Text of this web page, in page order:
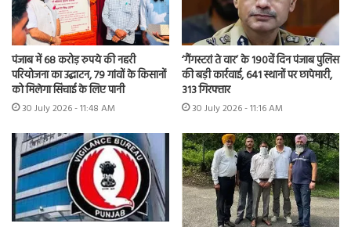
पंजाब में 68 करोड़ रुपये की नहरी
परियोजना का उद्घाटन, 79 गांवों के किसानों
को मिलेगा सिंचाई के लिए पानी
30 July 2026 - 11:48 AM
‘गैंगस्टरां ते वार’ के 190वें दिन पंजाब पुलिस
की बड़ी कार्रवाई, 641 स्थानों पर छापेमारी,
313 गिरफ्तार
30 July 2026 - 11:16 AM